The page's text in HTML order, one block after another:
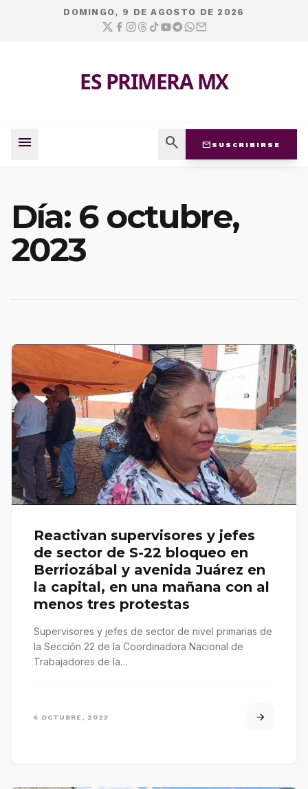
DOMINGO, 9 DE AGOSTO DE 2026
ES PRIMERA MX
menu search mail SUSCRIBIRSE
Día: 6 octubre,
2023
Reactivan supervisores y jefes
de sector de S-22 bloqueo en
Berriozábal y avenida Juárez en
la capital, en una mañana con al
menos tres protestas
Supervisores y jefes de sector de nivel primarias de
la Sección 22 de la Coordinadora Nacional de
Trabajadores de la…
6 OCTUBRE, 2023